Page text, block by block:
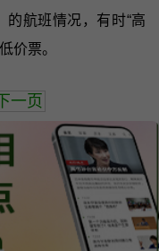
的航班情况，有时“高
价票。
一页